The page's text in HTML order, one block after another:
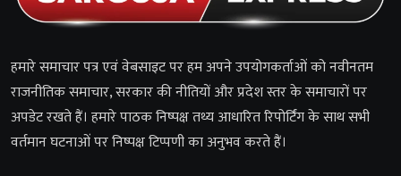
हमारे समाचार पत्र एवं वेबसाइट पर हम अपने उपयोगकर्ताओं को नवीनतम
राजनीतिक समाचार, सरकार की नीतियों और प्रदेश स्तर के समाचारों पर
अपडेट रखते हैं। हमारे पाठक निष्पक्ष तथ्य आधारित रिपोर्टिंग के साथ सभी
वर्तमान घटनाओं पर निष्पक्ष टिप्पणी का अनुभव करते हैं।